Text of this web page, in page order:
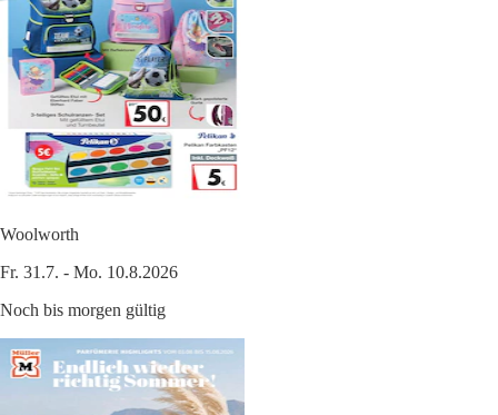
Woolworth
Fr. 31.7. - Mo. 10.8.2026
Noch bis morgen gültig